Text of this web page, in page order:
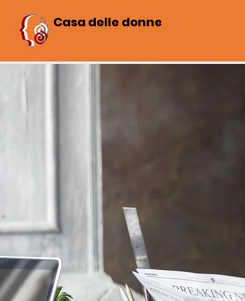
Casa delle donne